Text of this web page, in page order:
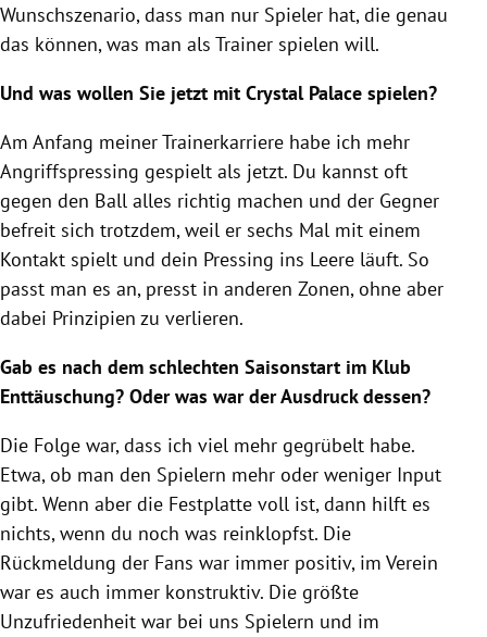
Wunschszenario, dass man nur Spieler hat, die genau
das können, was man als Trainer spielen will.
Und was wollen Sie jetzt mit Crystal Palace spielen?
Am Anfang meiner Trainerkarriere habe ich mehr
Angriffspressing gespielt als jetzt. Du kannst oft
gegen den Ball alles richtig machen und der Gegner
befreit sich trotzdem, weil er sechs Mal mit einem
Kontakt spielt und dein Pressing ins Leere läuft. So
passt man es an, presst in anderen Zonen, ohne aber
dabei Prinzipien zu verlieren.
Gab es nach dem schlechten Saisonstart im Klub
Enttäuschung? Oder was war der Ausdruck dessen?
Die Folge war, dass ich viel mehr gegrübelt habe.
Etwa, ob man den Spielern mehr oder weniger Input
gibt. Wenn aber die Festplatte voll ist, dann hilft es
nichts, wenn du noch was reinklopfst. Die
Rückmeldung der Fans war immer positiv, im Verein
war es auch immer konstruktiv. Die größte
Unzufriedenheit war bei uns Spielern und im